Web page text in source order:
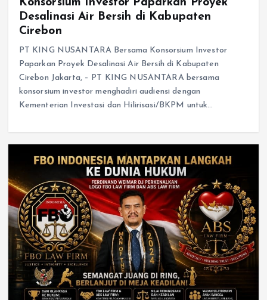
Desalinasi Air Bersih di Kabupaten
Cirebon
PT KING NUSANTARA Bersama Konsorsium Investor
Paparkan Proyek Desalinasi Air Bersih di Kabupaten
Cirebon Jakarta, – PT KING NUSANTARA bersama
konsorsium investor menghadiri audiensi dengan
Kementerian Investasi dan Hilirisasi/BKPM untuk…